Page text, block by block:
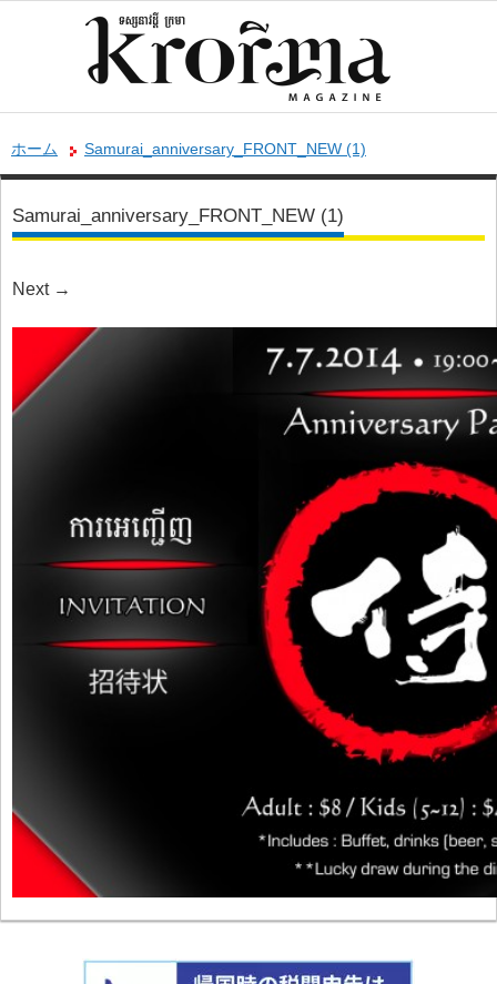
ホーム Samurai_anniversary_FRONT_NEW (1)
Samurai_anniversary_FRONT_NEW (1)
Next →